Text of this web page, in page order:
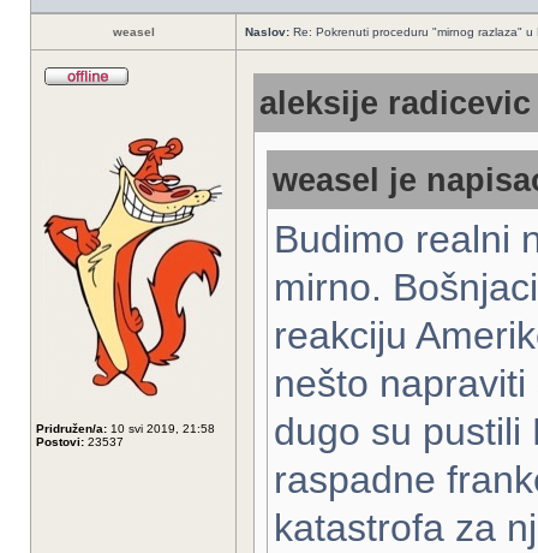
weasel Naslov: Re: Pokrenuti proceduru "mirnog razlaza" u
Pridružen/a: 10 svi 2019, 21:58
Postovi: 23537
aleksije
weasel je
Budimo realni
mirno.
reakciju
nešto
dugo su pustili
raspadne
katastrofa za